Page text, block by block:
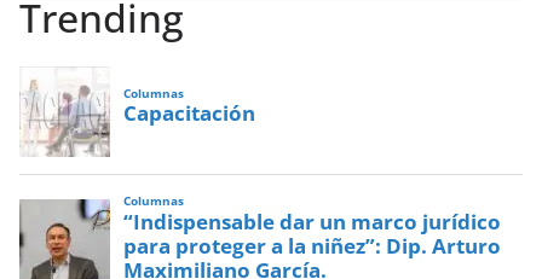
Trending